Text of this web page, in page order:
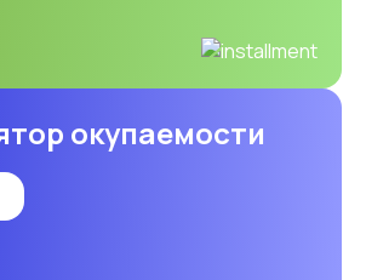
окупаемости